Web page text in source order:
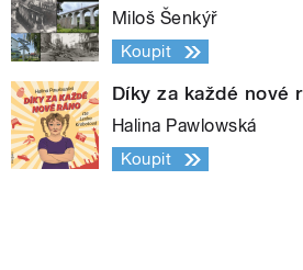
Miloš Šenkýř
Koupit
Díky za každé nové
Halina Pawlowská
Koupit